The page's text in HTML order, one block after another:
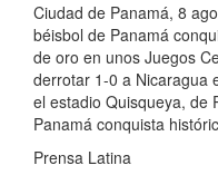
Ciudad de Panamá, 8
béisbol de Panamá
de oro en unos Juegos
derrotar 1-0 a Nicaragua
el estadio Quisqueya, de
Panamá conquista
Prensa Latina